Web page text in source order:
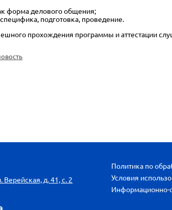
форма делового общения;
подготовка, проведение.
прохождения программы и аттестации
Политика по
Условия
Информационно-
д. 41, с. 2